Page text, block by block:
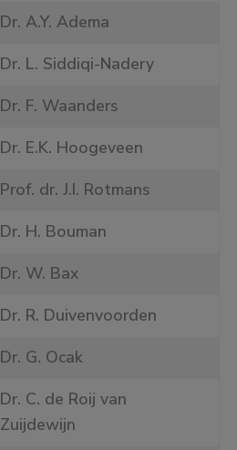
Dr. A.Y. Adema
Dr. L. Siddiqi-Nadery
Dr. F. Waanders
Dr. E.K. Hoogeveen
Prof. dr. J.I. Rotmans
Dr. H. Bouman
Dr. W. Bax
Dr. R. Duivenvoorden
Dr. G. Ocak
Dr. C. de Roij van
Zuijdewijn